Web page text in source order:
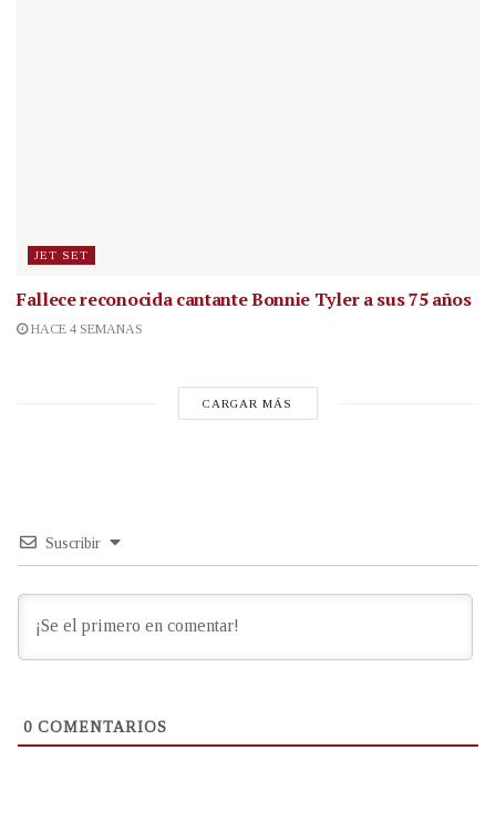
JET SET
Fallece reconocida cantanteBonnie Tyler a sus 75 años
HACE 4 SEMANAS
CARGAR MÁS
Suscribir
0 COMENTARIOS